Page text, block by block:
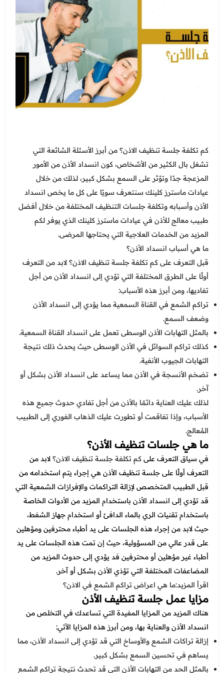
الطائف - شارع قريش
النساء والتوليد والتجميل النسائي
الطب العام و طب الطواري
الطب الاتصالي و الطب المنزلي
الاطفال
خدمات المختبر
الاشعة
عروض الجلدية والتجميل
عرض الكل
عروض الفيلر و البوتكس
عروض الصيف المميزة
عروض البيكو واي
عروض العناية بالبشرة
عروض العناية بالشعر
عروض الرجال
عروض زوايا مكة
عروض النساء والتوليد والتجميل النسائي
عروض الطب العام
عرض الكل
فحوصات العمالة الوافدة
باقات متابعة ابر التنحيف
عروض جراحات التجميل
عروض قسم الطوارئ
عروض المختبر
عروض الاشعة
عروض الباطنة
عروض العظام
عروض الانف والاذن والحنجرة
عروض العلاج الطبيعي
اتصل بنا
المدونة
كم تكلفة جلسة تنظيف الاذن؟ من أبرز الأسئلة الشائعة التي
تشغل بال الكثير من الأشخاص، كون انسداد الأذن من الأمور
المزعجة جدًا وتؤثر على السمع بشكل كبير، لذلك من خلال
عيادات ماسترز كلينك سنتعرف سويًا على كل ما يخص انسداد
الأذن وأسبابه وتكلفة جلسات التنظيف المختلفة من خلال أفضل
طبيب معالج للأذن في عيادات ماسترز كلينك الذي يوفر لكم
المزيد من الخدمات العلاجية التي يحتاجها المرضى.
ما هي أسباب انسداد الأذن؟
قبل التعرف على كم تكلفة جلسة تنظيف الاذن؟ لابد من التعرف
أولًا على الطرق المختلفة التي تؤدي إلى انسداد الأذن من أجل
تفاديها، ومن أبرز هذه الأسباب:
تراكم الشمع في القناة السمعية مما يؤدي إلى انسداد الأذن
وضعف السمع.
بالمثل التهابات الأذن الوسطى تعمل على انسداد القناة السمعية.
كذلك تراكم السوائل في الأذن الوسطى حيث يحدث ذلك نتيجة
التهابات الجيوب الأنفية.
تضخم الأنسجة في الأذن مما يساعد على انسداد الأذن بشكل أو
آخر.
لذلك عليك العناية دائمًا بالأذن من أجل تفادي حدوث جميع هذه
الأسباب، وإذا تفاقمت أو تطورت عليك الذهاب الفوري إلى الطبيب
المُعالج.
ما هي جلسات تنظيف الأذن؟
في سياق التعرف علىكم تكلفة جلسة تنظيف الاذن؟لابد من
التعرف أولًا على جلسة تنظيف الأذن هي إجراء يتم استخدامه من
قبل الطبيب المتخصص لإزالة التراكمات والإفرازات الشمعية التي
قد تؤدي إلى انسداد الأذن باستخدام المزيد من الأدوات الخاصة
باستخدام تقنيات الري بالماء الدافئ أو استخدام جهاز الشفط،
حيث لابد من إجراء هذه الجلسات على يد أطباء محترفين ومؤهلين
على قدر عالي من المسؤولية، حيث إن تمت هذه الجلسات على يد
أطباء غير مؤهلين أو محترفين فد يؤدي إلى حدوث المزيد من
المضاعفات المختلفة التي تؤذي الأذن بشكل أو آخر.
اقرأ المزيد:ما هي اعراض تراكم الشمع في الاذن؟
مزايا عمل جلسة تنظيف الأذن
هناك المزيد من المزايا المفيدة التي تساعدك في التخلص من
انسداد الأذن والعناية بها، ومن أبرز هذه المزايا الآتي:
إزالة تراكات الشمع والأوساخ التي قد تؤدي إلى انسداد الأذن، مما
يساهم في تحسين السمع بشكل كبير.
بالمثل الحد من التهابات الأذن التي قد تحدث نتيجة تراكم الشمع